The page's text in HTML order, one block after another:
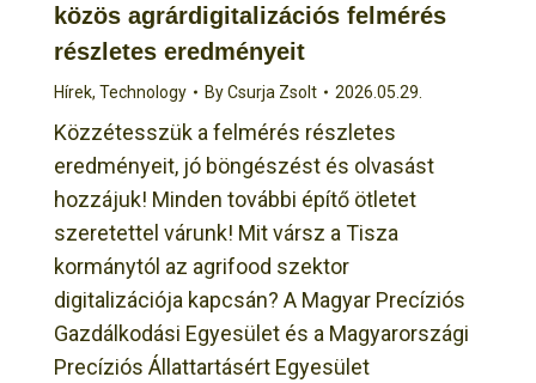
közös agrárdigitalizációs felmérés
részletes eredményeit
Hírek, Technology ByCsurja Zsolt 2026.05.29.
Közzétesszük a felmérés részletes
eredményeit, jó böngészést és olvasást
hozzájuk! Minden további építő ötletet
szeretettel várunk! Mit vársz a Tisza
kormánytól az agrifood szektor
digitalizációja kapcsán? A Magyar Precíziós
Gazdálkodási Egyesület és a Magyarországi
Precíziós Állattartásért Egyesület